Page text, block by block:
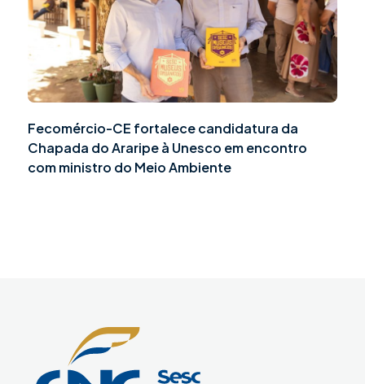
Fecomércio-CE fortalece candidatura da
Chapada do Araripe à Unesco em encontro
com ministro do Meio Ambiente